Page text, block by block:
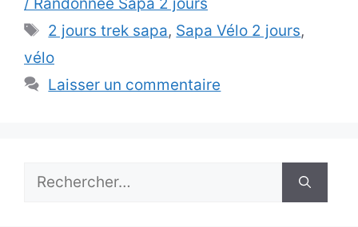
Étiquettes
2 jours trek sapa, Sapa Vélo 2 jours,
vélo
Laisser un commentaire
Rechercher :